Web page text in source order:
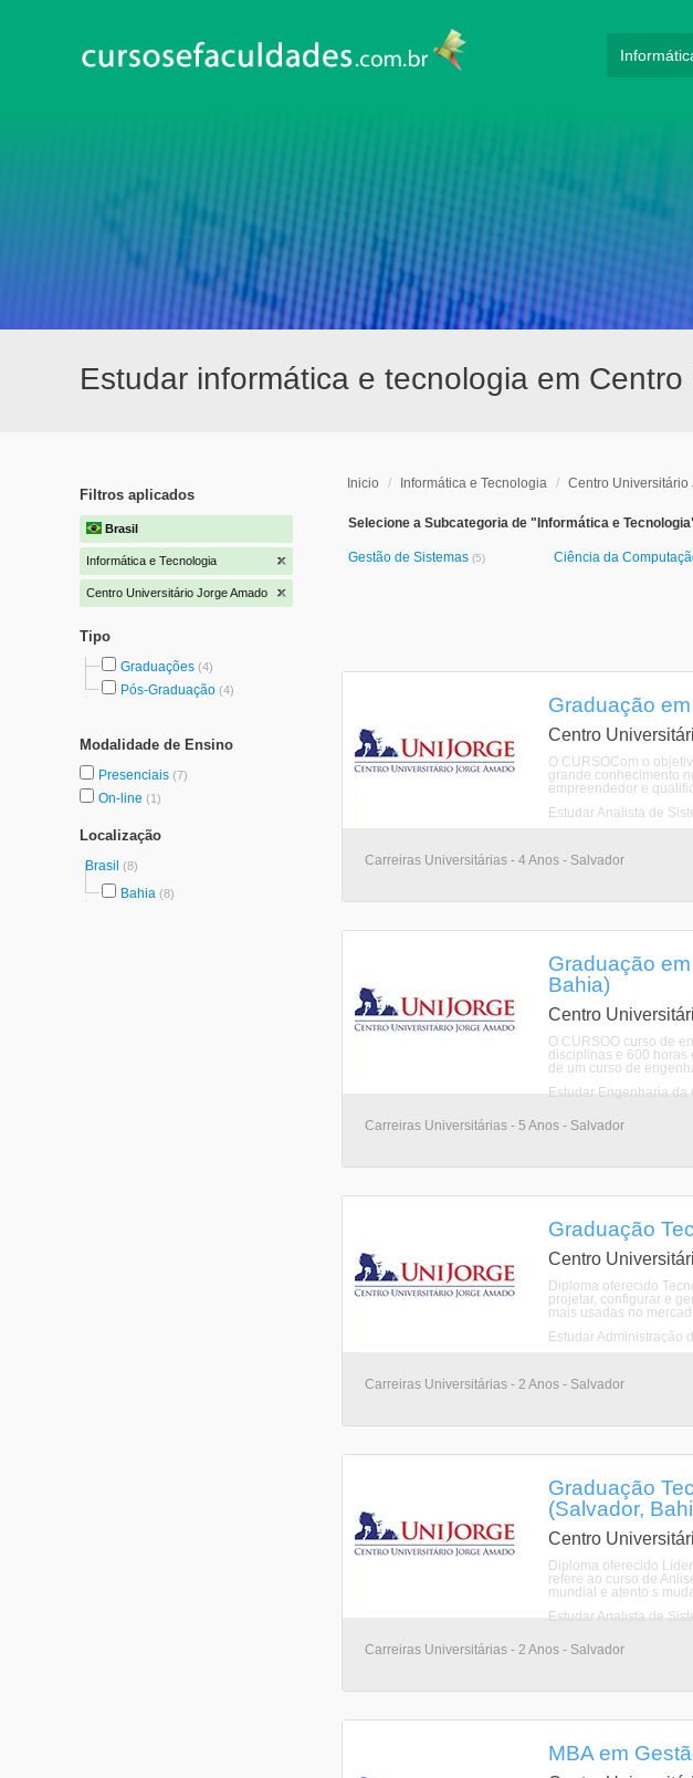
Estudar informática e tecnologia em
Filtros aplicados
Brasil
Informática e Tecnologia
Centro Universitário Jorge Amado
Tipo
Graduações (4)
Pós-Graduação (4)
Modalidade de Ensino
Presenciais (7)
On-line (1)
Localização
Brasil (8)
Bahia (8)
Inicio / Informática e Tecnologia / Centro Universitário
Selecione a Subcategoria de "Informática e
Gestão de Sistemas (5) Ciência da
Graduação
Centro
O CURSOCom o
grande conhecimento
empreendedor e
Estudar Analista de
Carreiras Universitárias - 4 Anos - Salvador
Graduação
Bahia)
Centro
O CURSOO curso de
disciplinas e 600 horas
de um curso de
Estudar Engenharia
Carreiras Universitárias - 5 Anos - Salvador
Graduação
Centro
Diploma oferecido
projetar, configurar e
mais usadas no
Estudar Administração
Carreiras Universitárias - 2 Anos - Salvador
Graduação
(Salvador,
Centro
Diploma oferecido
refere ao curso de
mundial e atento s
Estudar Analista de
Carreiras Universitárias - 2 Anos - Salvador
MBA em